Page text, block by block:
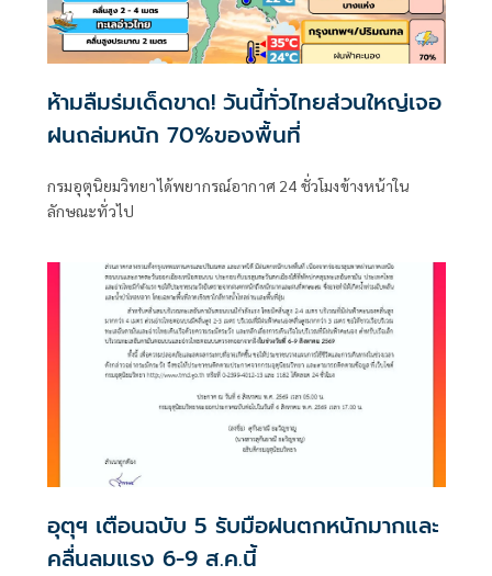
ห้ามลืมร่มเด็ดขาด! วันนี้ทั่วไทยส่วนใหญ่เจอ
ฝนถล่มหนัก 70%ของพื้นที่
กรมอุตุนิยมวิทยาได้พยากรณ์อากาศ 24 ชั่วโมงข้างหน้าใน
ลักษณะทั่วไป
อุตุฯ เตือนฉบับ 5 รับมือฝนตกหนักมากและ
คลื่นลมแรง 6-9 ส.ค.นี้